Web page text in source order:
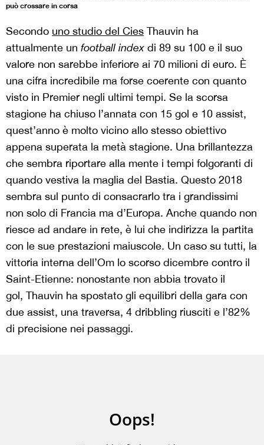
può crossare in corsa
Secondo uno studio del Cies Thauvin ha
attualmente un football index di 89 su 100 e il suo
valore non sarebbe inferiore ai 70 milioni di euro. È
una cifra incredibile ma forse coerente con quanto
visto in Premier negli ultimi tempi. Se la scorsa
stagione ha chiuso l’annata con 15 gol e 10 assist,
quest’anno è molto vicino allo stesso obiettivo
appena superata la metà stagione. Una brillantezza
che sembra riportare alla mente i tempi folgoranti di
quando vestiva la maglia del Bastia. Questo 2018
sembra sul punto di consacrarlo tra i grandissimi
non solo di Francia ma d’Europa. Anche quando non
riesce ad andare in rete, è lui che indirizza la partita
con le sue prestazioni maiuscole. Un caso su tutti, la
vittoria interna dell’Om lo scorso dicembre contro il
Saint-Etienne: nonostante non abbia trovato il
gol, Thauvin ha spostato gli equilibri della gara con
due assist, una traversa, 4 dribbling riusciti e l’82%
di precisione nei passaggi.